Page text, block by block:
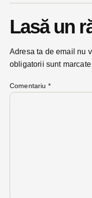
Lasă un
Adresa ta de email nu
obligatorii sunt
Comentariu *